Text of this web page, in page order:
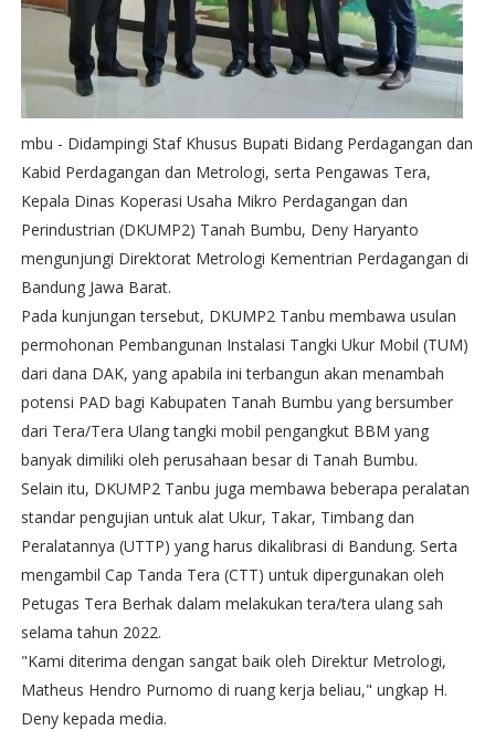
mbu - Didampingi Staf Khusus Bupati Bidang Perdagangan dan
Kabid Perdagangan dan Metrologi, serta Pengawas Tera,
Kepala Dinas Koperasi Usaha Mikro Perdagangan dan
Perindustrian (DKUMP2) Tanah Bumbu, Deny Haryanto
mengunjungi Direktorat Metrologi Kementrian Perdagangan di
Bandung Jawa Barat.
Pada kunjungan tersebut, DKUMP2 Tanbu membawa usulan
permohonan Pembangunan Instalasi Tangki Ukur Mobil (TUM)
dari dana DAK, yang apabila ini terbangun akan menambah
potensi PAD bagi Kabupaten Tanah Bumbu yang bersumber
dari Tera/Tera Ulang tangki mobil pengangkut BBM yang
banyak dimiliki oleh perusahaan besar di Tanah Bumbu.
Selain itu, DKUMP2 Tanbu juga membawa beberapa peralatan
standar pengujian untuk alat Ukur, Takar, Timbang dan
Peralatannya (UTTP) yang harus dikalibrasi di Bandung. Serta
mengambil Cap Tanda Tera (CTT) untuk dipergunakan oleh
Petugas Tera Berhak dalam melakukan tera/tera ulang sah
selama tahun 2022.
"Kami diterima dengan sangat baik oleh Direktur Metrologi,
Matheus Hendro Purnomo di ruang kerja beliau," ungkap H.
Deny kepada media.